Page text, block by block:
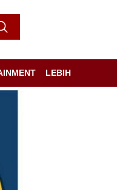
LEBIH